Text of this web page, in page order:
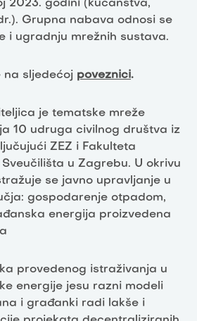
2023. godini (kućanstva,
Grupna nabava odnosi se
i ugradnju mrežnih sustava.
na sljedećoj poveznici.
je tematske mreže
10 udruga civilnog društva iz
ZEZ i Fakulteta
u Zagrebu. U okrivu
se javno upravljanje u
gospodarenje otpadom,
energija proizvedena
provedenog istraživanja u
energije jesu razni modeli
i građanki radi lakše i